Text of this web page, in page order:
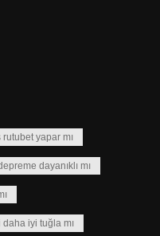
rutubet yapar mı
dayanıklı mı
daha iyi tuğla mı